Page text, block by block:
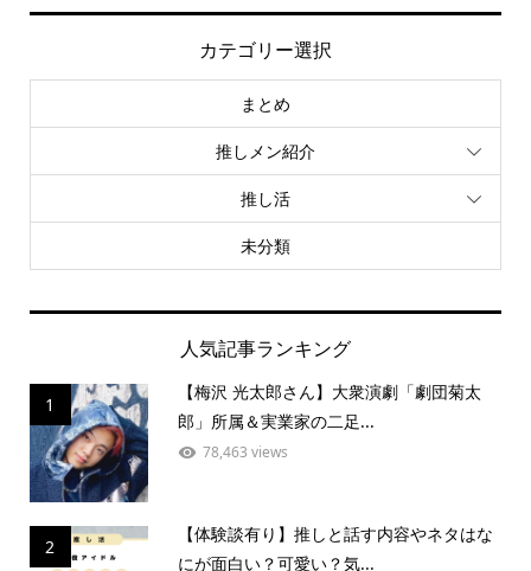
カテゴリー選択
まとめ
推しメン紹介
推し活
未分類
人気記事ランキング
1
【梅沢 光太郎さん】大衆演劇「劇団菊太
郎」所属＆実業家の二足...
78,463 views
2
【体験談有り】推しと話す内容やネタはな
にが面白い？可愛い？気...